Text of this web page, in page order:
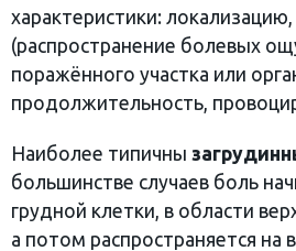
характеристики:
(распространение болевых
поражённого участка или
продолжительность,
Наиболее типичны
большинстве случаев боль
грудной клетки, в области
а потом распространяется на